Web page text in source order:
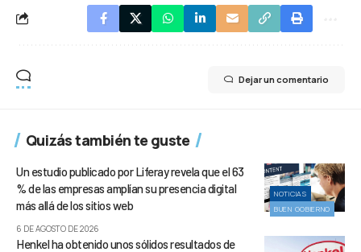
Dejar un comentario
Quizás también te guste
NOTICIAS
BUEN GOBIERNO
Un estudio publicado por Liferay revela que el 63
% de las empresas amplían su presencia digital
más allá de los sitios web
6 DE AGOSTO DE 2026
Henkel ha obtenido unos sólidos resultados de